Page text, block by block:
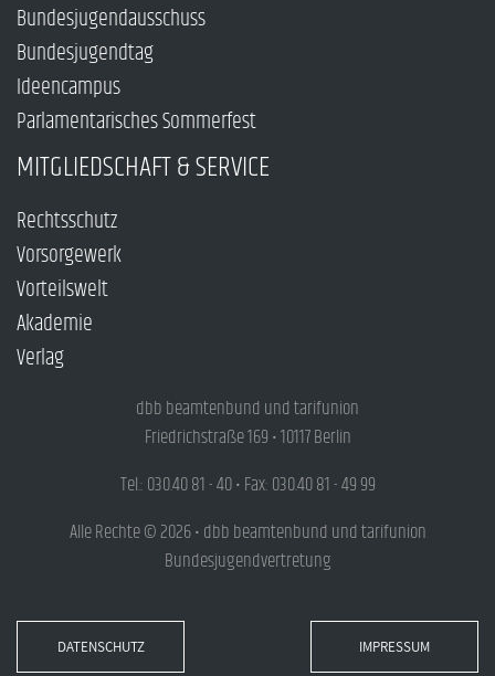
Bundesjugendausschuss
Bundesjugendtag
Ideencampus
Parlamentarisches Sommerfest
MITGLIEDSCHAFT & SERVICE
Rechtsschutz
Vorsorgewerk
Vorteilswelt
Akademie
Verlag
dbb beamtenbund und tarifunion
Friedrichstraße 169 • 10117 Berlin
Tel.: 030.40 81 - 40 • Fax: 030.40 81 - 49 99
Alle Rechte © 2026 • dbb beamtenbund und tarifunion
Bundesjugendvertretung
DATENSCHUTZ IMPRESSUM